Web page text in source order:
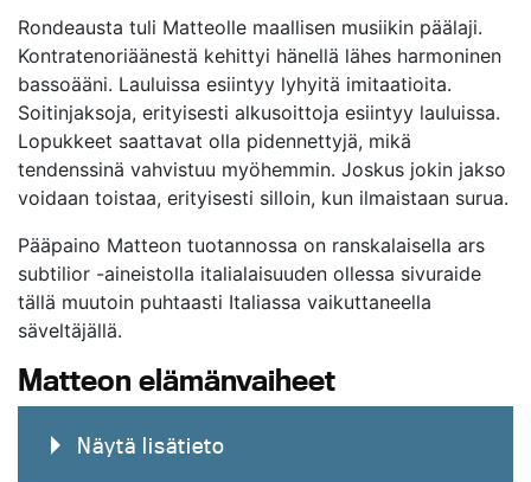
Rondeausta tuli Matteolle maallisen musiikin päälaji.
Kontratenoriäänestä kehittyi hänellä lähes harmoninen
bassoääni. Lauluissa esiintyy lyhyitä imitaatioita.
Soitinjaksoja, erityisesti alkusoittoja esiintyy lauluissa.
Lopukkeet saattavat olla pidennettyjä, mikä
tendenssinä vahvistuu myöhemmin. Joskus jokin jakso
voidaan toistaa, erityisesti silloin, kun ilmaistaan surua.
Pääpaino Matteon tuotannossa on ranskalaisella ars
subtilior -aineistolla italialaisuuden ollessa sivuraide
tällä muutoin puhtaasti Italiassa vaikuttaneella
säveltäjällä.
Matteon elämänvaiheet
Näytä lisätieto